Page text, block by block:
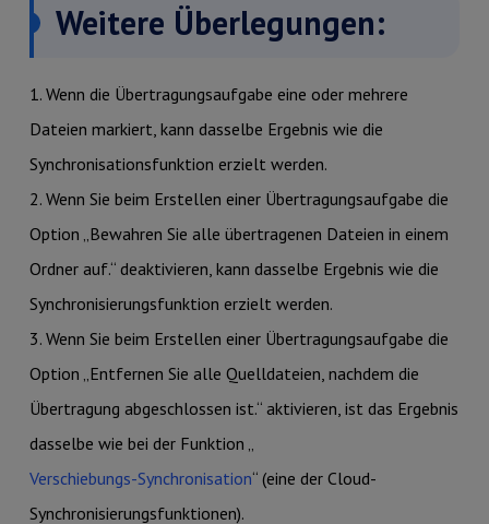
Weitere Überlegungen:
1. Wenn die Übertragungsaufgabe eine oder mehrere
Dateien markiert, kann dasselbe Ergebnis wie die
Synchronisationsfunktion erzielt werden.
2. Wenn Sie beim Erstellen einer Übertragungsaufgabe die
Option „Bewahren Sie alle übertragenen Dateien in einem
Ordner auf.“ deaktivieren, kann dasselbe Ergebnis wie die
Synchronisierungsfunktion erzielt werden.
3. Wenn Sie beim Erstellen einer Übertragungsaufgabe die
Option „Entfernen Sie alle Quelldateien, nachdem die
Übertragung abgeschlossen ist.“ aktivieren, ist das Ergebnis
dasselbe wie bei der Funktion „
Verschiebungs-Synchronisation“ (eine der Cloud-
Synchronisierungsfunktionen).